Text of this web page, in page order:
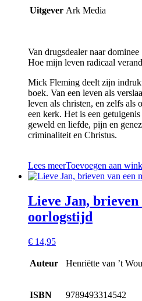
Uitgever Ark Media
Van drugsdealer naar dominee
Hoe mijn leven radicaal
Mick Fleming deelt zijn
boek. Van een leven als
leven als christen, en zelfs als
een kerk. Het is een
geweld en liefde, pijn en
criminaliteit en Christus.
Lees meerToevoegen aan
Lieve Jan, brieven
oorlogstijd
€ 14,95
Auteur Henriëtte van ’t
ISBN 9789493314542